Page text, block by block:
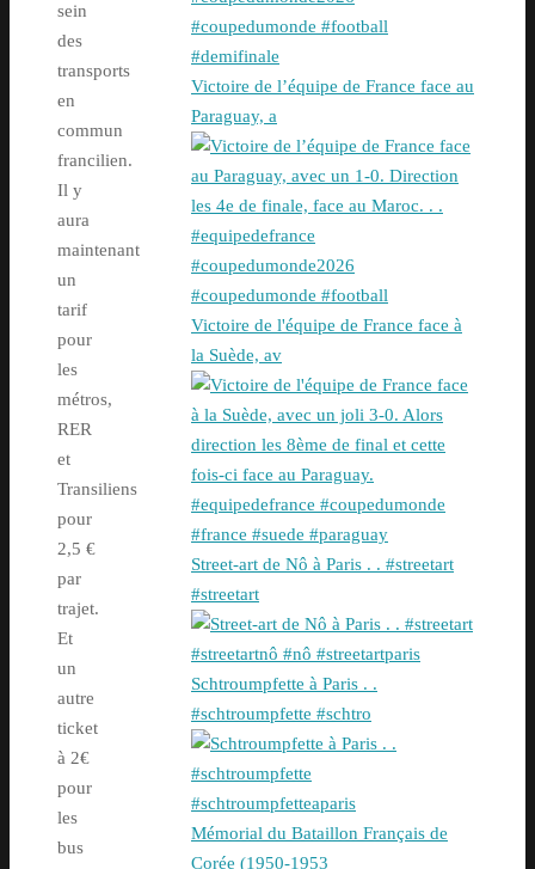
sein
des
transports
en
commun
francilien.
Il y
aura
maintenant
un
tarif
pour
les
métros,
RER
et
Transiliens
pour
2,5 €
par
trajet.
Et
un
autre
ticket
à 2€
pour
les
bus
Victoire de l’équipe de France face au
Paraguay, a
Victoire de l'équipe de France face à
la Suède, av
Street-art de Nô à Paris . . #streetart
#streetart
Schtroumpfette à Paris . .
#schtroumpfette #schtro
Mémorial du Bataillon Français de
Corée (1950-1953